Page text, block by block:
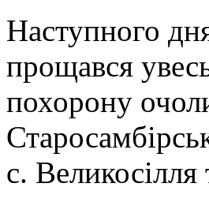
Наступного
прощався
похорону
с. Великосілля